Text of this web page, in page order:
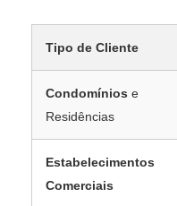
Tipo de Cliente
Condomínios e
Residências
Estabelecimentos
Comerciais